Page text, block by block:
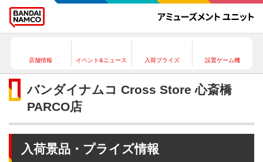
店舗情報 イベント&ニュース 入荷プライズ 設置ゲーム機
バンダイナムコ Cross Store 心斎橋
PARCO店
入荷景品・プライズ情報